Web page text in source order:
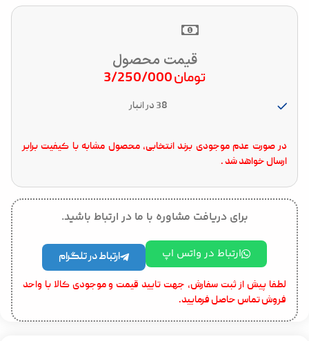
قیمت محصول
تومان
38 در انبار
در صورت عدم موجودی برند انتخابی، محصول مشابه با کیفیت برابر
ارسال خواهد شد .
برای دریافت مشاوره با ما در ارتباط باشید.
ارتباط در واتس اپ ارتباط در تلگرام
لطفا پیش از ثبت سفارش، جهت تایید قیمت و موجودی کالا با واحد
فروش تماس حاصل فرمایید.